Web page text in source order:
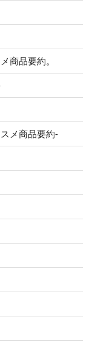
商品要約。
メ商品要約-